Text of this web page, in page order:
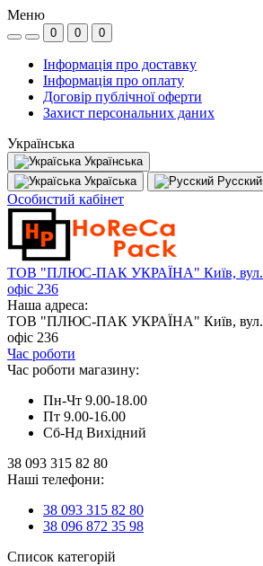
Меню
0 0 0
Інформація про доставку
Інформація про оплату
Договір публічної оферти
Захист персональних даних
Українська
Українська
Україська
Русский
Особистий кабінет
ТОВ "ПЛЮС-ПАК УКРАЇНА" Київ, вул.
офіс 236
Наша адреса:
ТОВ "ПЛЮС-ПАК УКРАЇНА" Київ, вул.
офіс 236
Час роботи
Час роботи магазину:
Пн-Чт 9.00-18.00
Пт 9.00-16.00
Сб-Нд Вихідний
38 093 315 82 80
Наші телефони:
38 093 315 82 80
38 096 872 35 98
Список категорій